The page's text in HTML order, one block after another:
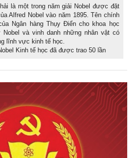
là một trong năm giải Nobel được đặt
Alfred Nobel vào năm 1895. Tên chính
Ngân hàng Thụy Điển cho khoa học
và vinh danh những nhân vật có
lĩnh vực kinh tế học.
Kinh tế học đã được trao 50 lần